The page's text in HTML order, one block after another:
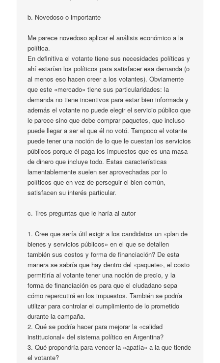
b. Novedoso o importante
Me parece novedoso aplicar el análisis económico a la
política.
En definitiva el votante tiene sus necesidades políticas y
ahí estarían los políticos para satisfacer esa demanda (o
al menos eso hacen creer a los votantes). Obviamente
que este «mercado» tiene sus particularidades: la
demanda no tiene incentivos para estar bien informada y
además el votante no puede elegir el servicio público que
le parece sino que debe comprar paquetes, que incluso
puede llegar a ser el que él no votó. Tampoco el votante
puede tener una noción de lo que le cuestan los servicios
públicos porque él paga los impuestos que es una masa
de dinero que incluye todo. Estas características
lamentablemente suelen ser aprovechadas por lo
políticos que en vez de perseguir el bien común,
satisfacen su interés particular.
c. Tres preguntas que le haría al autor
1. Cree que sería útil exigir a los candidatos un «plan de
bienes y servicios públicos» en el que se detallen
también sus costos y forma de financiación? De esta
manera se sabría que hay dentro del «paquete», el costo
permitiría al votante tener una noción de precio, y la
forma de financiación es para que el ciudadano sepa
cómo repercutirá en los impuestos. También se podría
utilizar para controlar el cumplimiento de lo prometido
durante la campaña.
2. Qué se podría hacer para mejorar la «calidad
institucional» del sistema político en Argentina?
3. Qué propondría para vencer la «apatía» a la que tiende
el votante?